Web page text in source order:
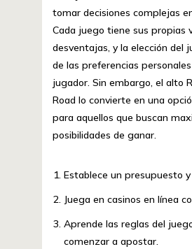
tomar decisiones complejas
Cada juego tiene sus propias
desventajas, y la elección del
de las preferencias
jugador. Sin embargo, el alto
Road lo convierte en una
para aquellos que buscan
posibilidades de ganar.
Establece un presupuesto
Juega en casinos en línea
Aprende las reglas del
comenzar a apostar.